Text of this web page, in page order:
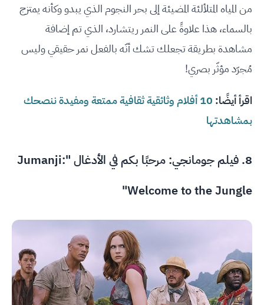
من المياه المتلألئة المضيئة إلى بحر النجوم الذي يبدو وكأنه يمتزج
بالسماء، هذا علاوةً على النمر ريتشارد، الذي تم إضافة
مشاهدة بطريقة تجعلك تشك أنّه بالفعل نمر حقيقي وليس
مُجرّد مؤثّر بصري!
اقرأ أيضًا:
10 أفلام وثائقية ثقافية ممتعة ومفيدة ننصحك
بمشاهدتها
8. فيلم جومانجي: مرحبًا بكم في الأدغال "Jumanji:
Welcome to the Jungle"